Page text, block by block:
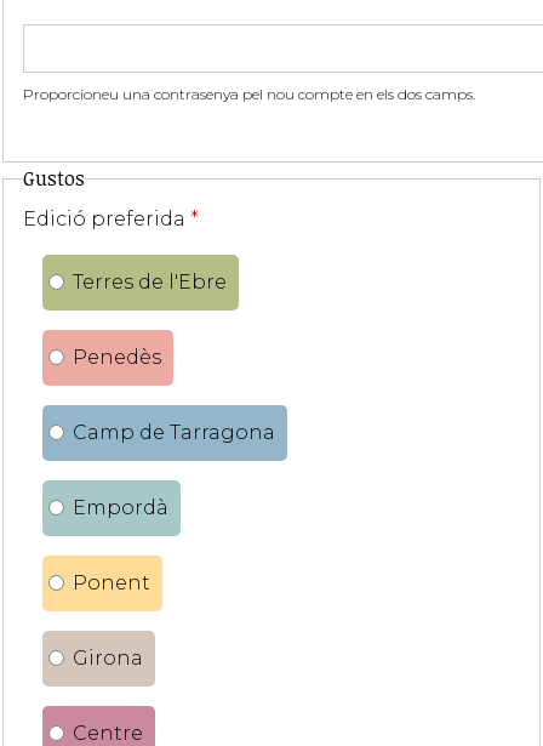
Proporcioneu una contrasenya pel nou compte en els dos camps.
Gustos
Edició preferida *
Terres de l'Ebre
Penedès
Camp de Tarragona
Empordà
Ponent
Girona
Centre